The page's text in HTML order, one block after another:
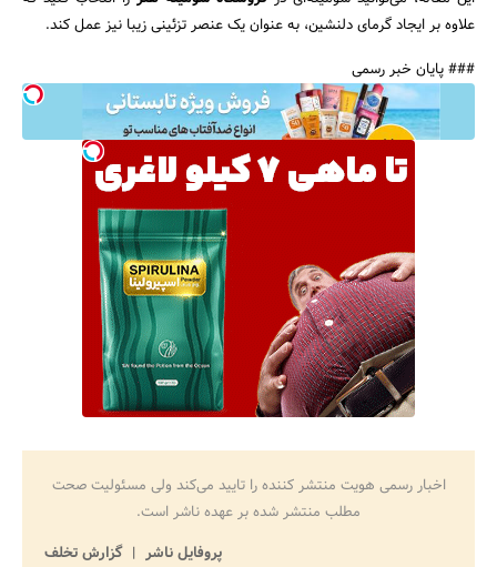
علاوه بر ایجاد گرمای دلنشین، به عنوان یک عنصر تزئینی زیبا نیز عمل کند.
### پایان خبر رسمی
اخبار رسمی هویت منتشر کننده را تایید می‌کند ولی مسئولیت صحت
مطلب منتشر شده بر عهده ناشر است.
پروفایل ناشر
گزارش تخلف